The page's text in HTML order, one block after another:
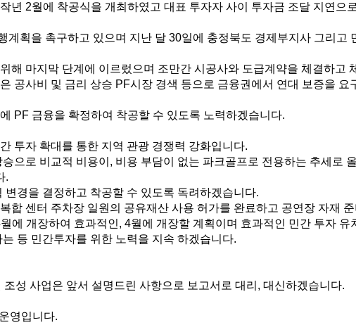
년 2월에 착공식을 개최하였고 대표 투자자 사이 투자금 조달 지연으
계획을 촉구하고 있으며 지난 달 30일에 충정북도 경제부지사 그리고
해 마지막 단계에 이르렀으며 조만간 시공사와 도급계약을 체결하고
공사비 및 금리 상승 PF시장 경색 등으로 금융권에서 연대 보증을 요
PF 금융을 확정하여 착공할 수 있도록 노력하겠습니다.
투자 확대를 통한 지역 관광 경쟁력 강화입니다.
으로 비교적 비용이, 비용 부담이 없는 파크골프로 전용하는 추세로
.
경을 결정하고 착공할 수 있도록 독려하겠습니다.
합 센터 주차장 일원의 공유재산 사용 허가를 완료하고 공연장 자재
에 개장하여 효과적인, 4월에 개장할 계획이며 효과적인 민간 투자
등 민간투자를 위한 노력을 지속 하겠습니다.
성 사업은 앞서 설명드린 사항으로 보고서로 대리, 대신하겠습니다.
영입니다.